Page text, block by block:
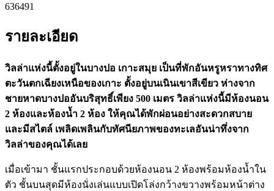
636491
รายละเอียด
วิลล่าแห่งนี้ตั้งอยู่ในบางปอ เกาะสมุย เป็นที่พักอันหรูหราทางทิศ
ตะวันตกเฉียงเหนือของเกาะ ตั้งอยู่บนเนินเขาสีเขียว ห่างจาก
ชายหาดบางปออันบริสุทธิ์เพียง 500 เมตร วิลล่าแห่งนี้มีห้องนอน
2 ห้องและห้องน้ำ 2 ห้อง ให้คุณได้พักผ่อนอย่างสะดวกสบาย
และมีสไตล์ เพลิดเพลินกับทัศนียภาพของทะเลอันน่าทึ่งจาก
วิลล่าของคุณได้เลย
เมื่อเข้ามา ชั้นแรกประกอบด้วยห้องนอน 2 ห้องพร้อมห้องน้ำใน
ตัว ชั้นบนสุดมีห้องนั่งเล่นแบบเปิดโล่งกว้างขวางพร้อมหน้าต่าง